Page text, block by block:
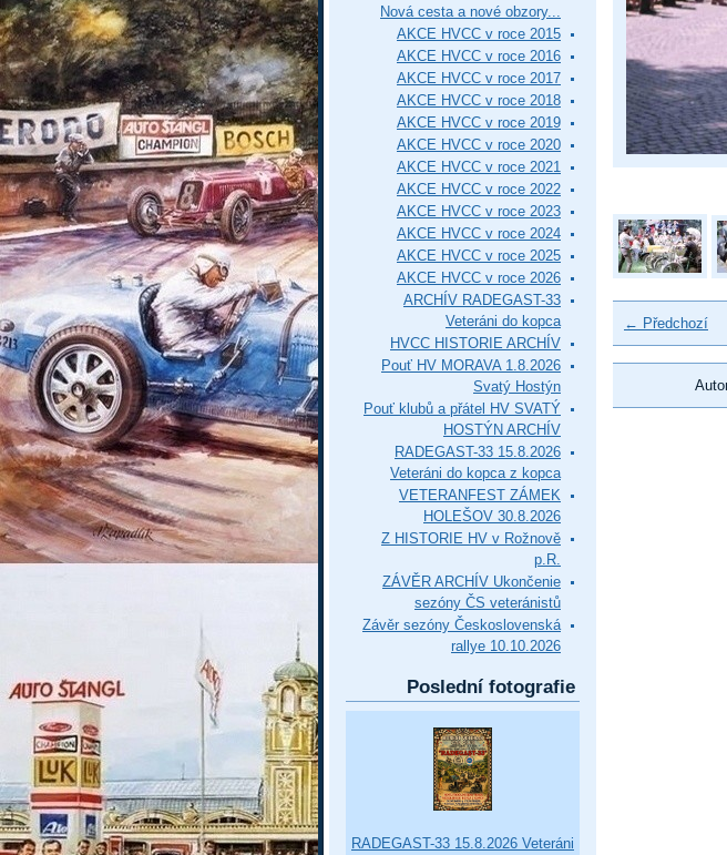
← Předchozí
Nová cesta a nové obzory...
AKCE HVCC v roce 2015
AKCE HVCC v roce 2016
AKCE HVCC v roce 2017
AKCE HVCC v roce 2018
AKCE HVCC v roce 2019
AKCE HVCC v roce 2020
AKCE HVCC v roce 2021
AKCE HVCC v roce 2022
AKCE HVCC v roce 2023
AKCE HVCC v roce 2024
AKCE HVCC v roce 2025
AKCE HVCC v roce 2026
ARCHÍV RADEGAST-33
Veteráni do kopca
HVCC HISTORIE ARCHÍV
Pouť HV MORAVA 1.8.2026
Svatý Hostýn
Pouť klubů a přátel HV SVATÝ
HOSTÝN ARCHÍV
RADEGAST-33 15.8.2026
Veteráni do kopca z kopca
VETERANFEST ZÁMEK
HOLEŠOV 30.8.2026
Z HISTORIE HV v Rožnově
p.R.
ZÁVĚR ARCHÍV Ukončenie
sezóny ČS veteránistů
Závěr sezóny Československá
rallye 10.10.2026
Poslední fotografie
RADEGAST-33 15.8.2026 Veteráni